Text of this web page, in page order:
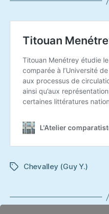
Étiquettes
Chevalley (Guy Y.)